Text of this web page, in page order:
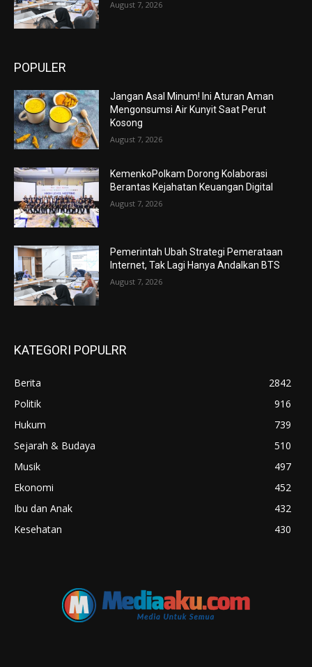
August 7, 2026
POPULER
Jangan Asal Minum! Ini Aturan Aman
Mengonsumsi Air Kunyit Saat Perut
Kosong
August 7, 2026
KemenkoPolkam Dorong Kolaborasi
Berantas Kejahatan Keuangan Digital
August 7, 2026
Pemerintah Ubah Strategi Pemerataan
Internet, Tak Lagi Hanya Andalkan BTS
August 7, 2026
KATEGORI POPULRR
Berita
2842
Politik
916
Hukum
739
Sejarah & Budaya
510
Musik
497
Ekonomi
452
Ibu dan Anak
432
Kesehatan
430